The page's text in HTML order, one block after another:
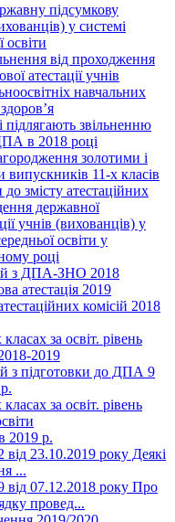
підсумкову
у системі
освіти
від проходження
атестації учнів
навчальних
підлягають звільненню
в 2018 році
золотими і
11-х класів
змісту атестаційних
державної
учнів (вихованців) у
освіти у
році
з ДПА-ЗНО 2018
атестація 2019
комісій 2018
за освіт. рівень
2019
з підготовки до ДПА 9
за освіт. рівень
2019 р.
23.10.2019 року Деякі
...
07.12.2018 року Про
провед...